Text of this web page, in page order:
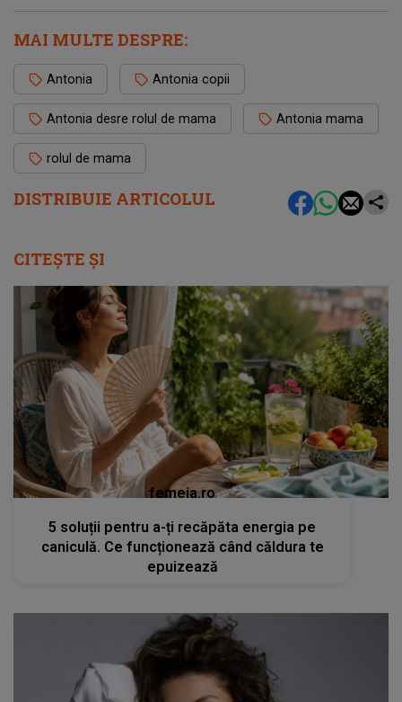
DISTRIBUIE ARTICOLUL
MAI MULTE DESPRE:
Antonia Antonia copii
Antonia desre rolul de mama Antonia mama
rolul de mama
CITEȘTE ȘI
femeia.ro
5 soluții pentru a-ți recăpăta energia pe
caniculă. Ce funcționează când căldura te
epuizează